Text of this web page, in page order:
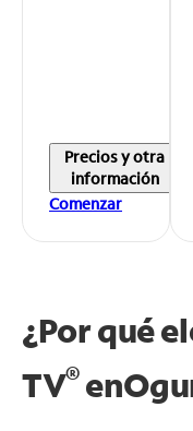
Precios y otra
información
Comenzar
¿Por qué
TV®en